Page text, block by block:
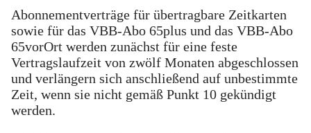
Abonnementverträge für übertragbare Zeitkarten
sowie für das VBB-Abo 65plus und das VBB-Abo
65vorOrt werden zunächst für eine feste
Vertragslaufzeit von zwölf Monaten abgeschlossen
und verlängern sich anschließend auf unbestimmte
Zeit, wenn sie nicht gemäß Punkt 10 gekündigt
werden.